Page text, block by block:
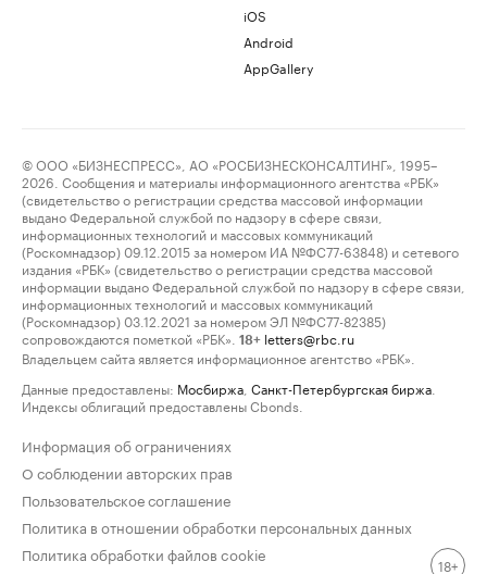
iOS
Android
AppGallery
© ООО «БИЗНЕСПРЕСС», АО «РОСБИЗНЕСКОНСАЛТИНГ», 1995–
2026. Сообщения и материалы информационного агентства «РБК»
(свидетельство о регистрации средства массовой информации
выдано Федеральной службой по надзору в сфере связи,
информационных технологий и массовых коммуникаций
(Роскомнадзор) 09.12.2015 за номером ИА №ФС77-63848) и сетевого
издания «РБК» (свидетельство о регистрации средства массовой
информации выдано Федеральной службой по надзору в сфере связи,
информационных технологий и массовых коммуникаций
(Роскомнадзор) 03.12.2021 за номером ЭЛ №ФС77-82385)
сопровождаются пометкой «РБК».
18+ letters@rbc.ru
Владельцем сайта является информационное агентство «РБК».
Данные предоставлены: Мосбиржа Санкт-Петербургская биржа
Индексы облигаций предоставлены Cbonds.
Информация об ограничениях
О соблюдении авторских прав
Пользовательское соглашение
Политика в отношении обработки персональных данных
Политика обработки файлов cookie
18+